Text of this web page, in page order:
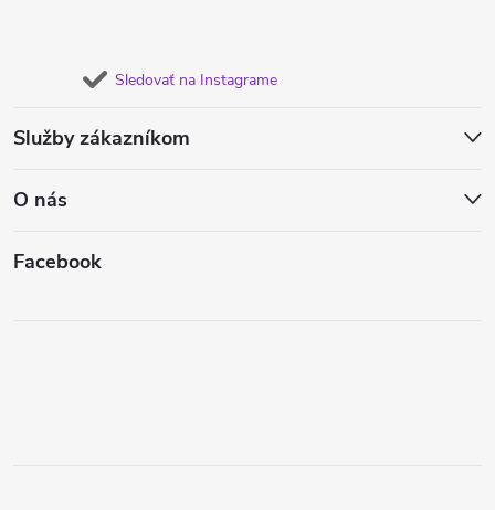
Sledovať na Instagrame
Služby zákazníkom
O nás
Facebook